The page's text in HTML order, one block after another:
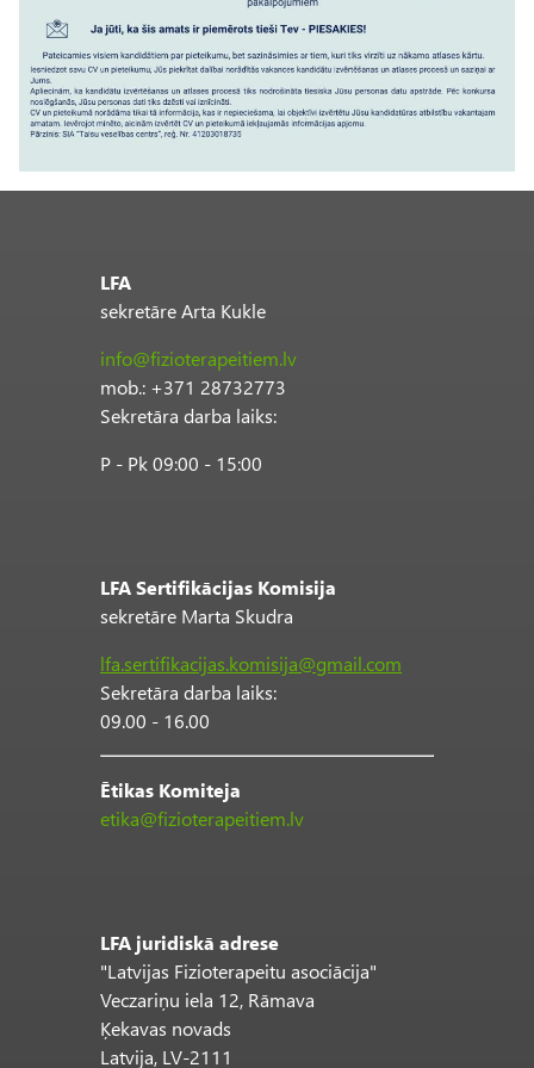
LFA
sekretāre Arta Kukle
info@fizioterapeitiem.lv
mob.: +371 28732773
Sekretāra darba laiks:
P - Pk 09:00 - 15:00
LFA Sertifikācijas Komisija
sekretāre Marta Skudra
lfa.sertifikacijas.komisija@gmail.com
Sekretāra darba laiks:
09.00 - 16.00
Ētikas Komiteja
etika@fizioterapeitiem.lv
LFA juridiskā adrese
"Latvijas Fizioterapeitu asociācija"
Veczariņu iela 12, Rāmava
Ķekavas novads
Latvija, LV-2111